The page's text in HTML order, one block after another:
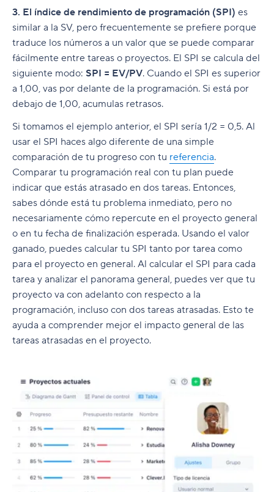
3. El índice de rendimiento de programación (SPI) es
similar a la SV, pero frecuentemente se prefiere porque
traduce los números a un valor que se puede comparar
fácilmente entre tareas o proyectos. El SPI se calcula del
siguiente modo: SPI = EV/PV. Cuando el SPI es superior
a 1,00, vas por delante de la programación. Si está por
debajo de 1,00, acumulas retrasos.
Si tomamos el ejemplo anterior, el SPI sería 1/2 = 0,5. Al
usar el SPI haces algo diferente de una simple
comparación de tu progreso con tu referencia.
Comparar tu programación real con tu plan puede
indicar que estás atrasado en dos tareas. Entonces,
sabes dónde está tu problema inmediato, pero no
necesariamente cómo repercute en el proyecto general
o en tu fecha de finalización esperada. Usando el valor
ganado, puedes calcular tu SPI tanto por tarea como
para el proyecto en general. Al calcular el SPI para cada
tarea y analizar el panorama general, puedes ver que tu
proyecto va con adelanto con respecto a la
programación, incluso con dos tareas atrasadas. Esto te
ayuda a comprender mejor el impacto general de las
tareas atrasadas en el proyecto.